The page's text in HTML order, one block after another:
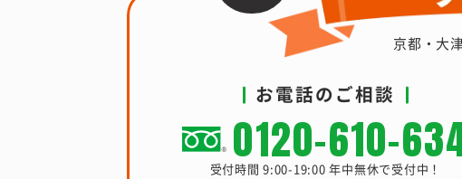
京都・大
お電話のご相談
0120-610-
受付時間 9:00-19:00 年中無休で受付中！